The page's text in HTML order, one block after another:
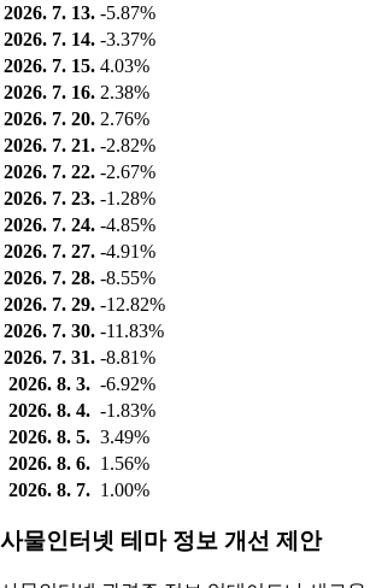
2026. 7. 13. -5.87%
2026. 7. 14. -3.37%
2026. 7. 15. 4.03%
2026. 7. 16. 2.38%
2026. 7. 20. 2.76%
2026. 7. 21. -2.82%
2026. 7. 22. -2.67%
2026. 7. 23. -1.28%
2026. 7. 24. -4.85%
2026. 7. 27. -4.91%
2026. 7. 28. -8.55%
2026. 7. 29. -12.82%
2026. 7. 30. -11.83%
2026. 7. 31. -8.81%
2026. 8. 3. -6.92%
2026. 8. 4. -1.83%
2026. 8. 5. 3.49%
2026. 8. 6. 1.56%
2026. 8. 7. 1.00%
사물인터넷 테마 정보 개선 제안